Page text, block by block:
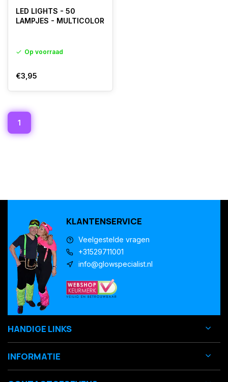
LED LIGHTS - 50
LAMPJES - MULTICOLOR
Op voorraad
€3,95
1
KLANTENSERVICE
Veelgestelde vragen
+31529711001
info@glowspecialist.nl
HANDIGE LINKS
INFORMATIE